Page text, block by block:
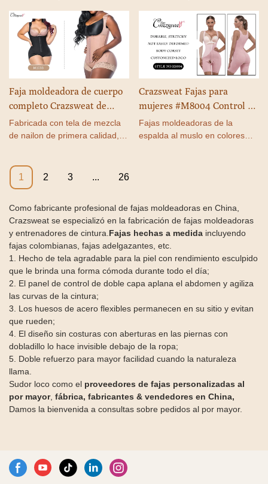
Como fabricante profesional de fajas moldeadoras en China,
Crazsweat se especializó en la fabricación de fajas moldeadoras
y entrenadores de cintura. Fajas hechas a medida incluyendo
fajas colombianas, fajas adelgazantes, etc.
1. Hecho de tela agradable para la piel con rendimiento esculpido
que le brinda una forma cómoda durante todo el día;
2. El panel de control de doble capa aplana el abdomen y agiliza
las curvas de la cintura;
3. Los huesos de acero flexibles permanecen en su sitio y evitan
que rueden;
4. El diseño sin costuras con aberturas en las piernas con
dobladillo lo hace invisible debajo de la ropa;
5. Doble refuerzo para mayor facilidad cuando la naturaleza
llama.
Sudor loco como el proveedores de fajas personalizadas al
por mayor, fábrica, fabricantes & vendedores en China,
Damos la bienvenida a consultas sobre pedidos al por mayor.
mujer Fabricante n.° 6062
y abdomen es transpirable,
muy elástica y cómoda.
QM0014
y abdomen es transpirable,
muy elástica y cómoda.
Faja moldeadora de cuerpo
completo Crazsweat de
doble compresión | Faja
moldeadora de glúteos para
Fabricada con tela de mezcla
de nailon de primera calidad,
muy elástica y cómoda.
Crazsweat Fajas para
mujeres #M8004 Control de
barriga Faja de cuerpo
completo Fabricantes
Fajas moldeadoras de la
espalda al muslo en colores
1 2 3 ... 26